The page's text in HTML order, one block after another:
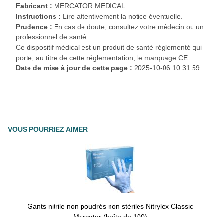
Fabricant : MERCATOR MEDICAL
Instructions : Lire attentivement la notice éventuelle.
Prudence : En cas de doute, consultez votre médecin ou un
professionnel de santé.
Ce dispositif médical est un produit de santé réglementé qui
porte, au titre de cette réglementation, le marquage CE.
Date de mise à jour de cette page : 2025-10-06 10:31:59
VOUS POURRIEZ AIMER
Gants nitrile non poudrés non stériles Nitrylex Classic